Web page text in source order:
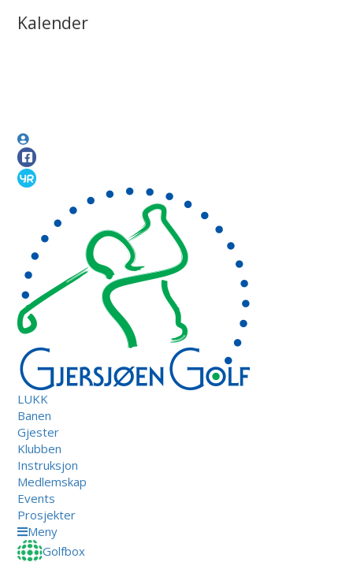
Kalender
LUKK
Banen
Gjester
Klubben
Instruksjon
Medlemskap
Events
Prosjekter
Meny
Golfbox